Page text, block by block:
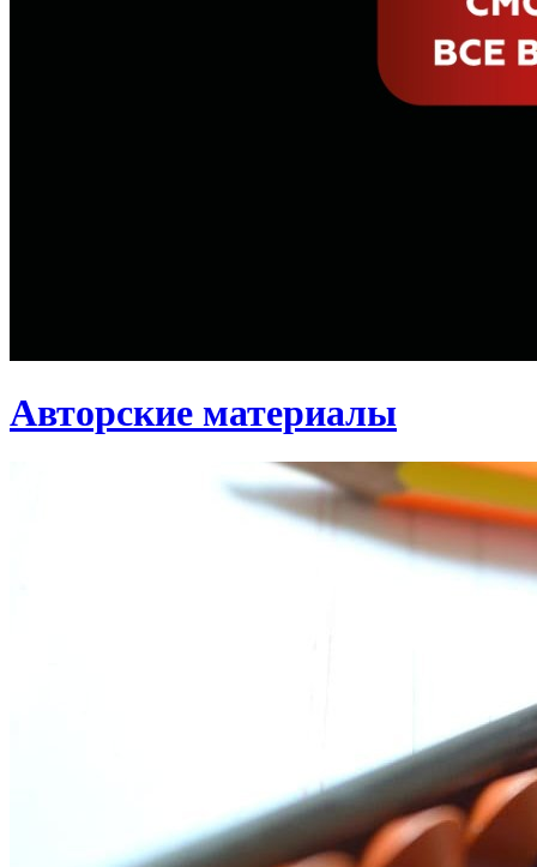
Авторские материалы